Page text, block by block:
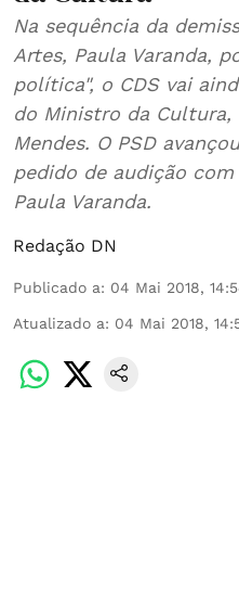
Na sequência da
Artes, Paula Varanda,
política", o CDS vai
do Ministro da
Mendes. O PSD
pedido de audição
Paula Varanda.
Redação DN
Publicado a: 04 Mai 2018,
Atualizado a: 04 Mai 2018,